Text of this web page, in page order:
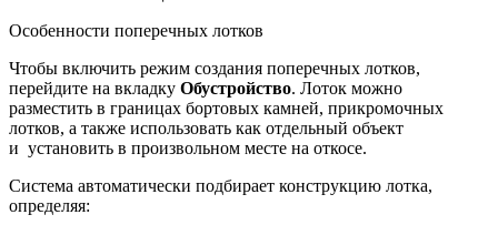
Особенности поперечных лотков
Чтобы включить режим создания поперечных лотков,
перейдите на вкладку Обустройство. Лоток можно
разместить в границах бортовых камней, прикромочных
лотков, а также использовать как отдельный объект
и установить в произвольном месте на откосе.
Cистема автоматически подбирает конструкцию лотка,
определяя: